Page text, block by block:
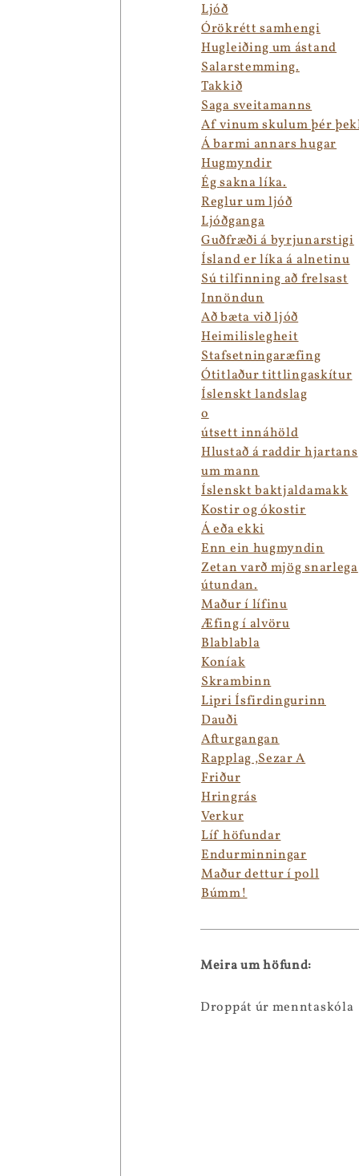
Ljóð
Órökrétt samhengi
Hugleiðing um ástand
Salarstemming.
Takkið
Saga sveitamanns
Af vinum skulum þér
Á barmi annars hugar
Hugmyndir
Ég sakna líka.
Reglur um ljóð
Ljóðganga
Guðfræði á byrjunarstigi
Ísland er líka á alnetinu
Sú tilfinning að frelsast
Innöndun
Að bæta við ljóð
Heimilislegheit
Stafsetningaræfing
Ótitlaður tittlingaskítur
Íslenskt landslag
o
útsett innáhöld
Hlustað á raddir hjartans
um mann
Íslenskt baktjaldamakk
Kostir og ókostir
Á eða ekki
Enn ein hugmyndin
Zetan varð mjög snarlega
útundan.
Maður í lífinu
Æfing í alvöru
Blablabla
Koníak
Skrambinn
Lipri Ísfirdingurinn
Dauði
Afturgangan
Rapplag ,Sezar A
Friður
Hringrás
Verkur
Líf höfundar
Endurminningar
Maður dettur í poll
Búmm!
Meira um höfund:
Droppát úr menntaskóla